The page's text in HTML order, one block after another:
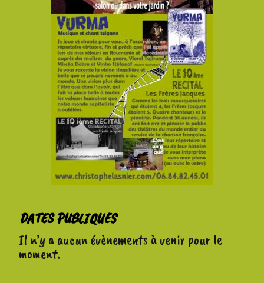
DATES PUBLIQUES
Il n’y a aucun évènements à venir pour le
moment.